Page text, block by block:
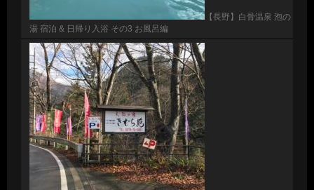
【長野】白骨温泉 泡の
湯 宿泊 & 日帰り入浴 その3 お風呂編